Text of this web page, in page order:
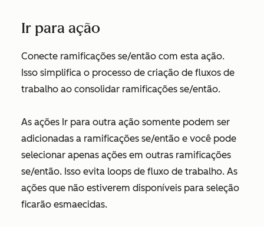
Ir para ação
Conecte ramificações se/então com esta ação.
Isso simplifica o processo de criação de fluxos de
trabalho ao consolidar ramificações se/então.
As ações Ir para outra ação somente podem ser
adicionadas a ramificações se/então e você pode
selecionar apenas ações em outras ramificações
se/então. Isso evita loops de fluxo de trabalho. As
ações que não estiverem disponíveis para seleção
ficarão esmaecidas.